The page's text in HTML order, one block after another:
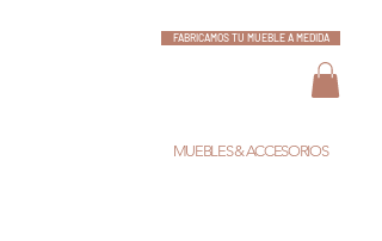
FABRICAMOS TU MUEBLE A MEDIDA
MUEBLES & ACCESORIOS